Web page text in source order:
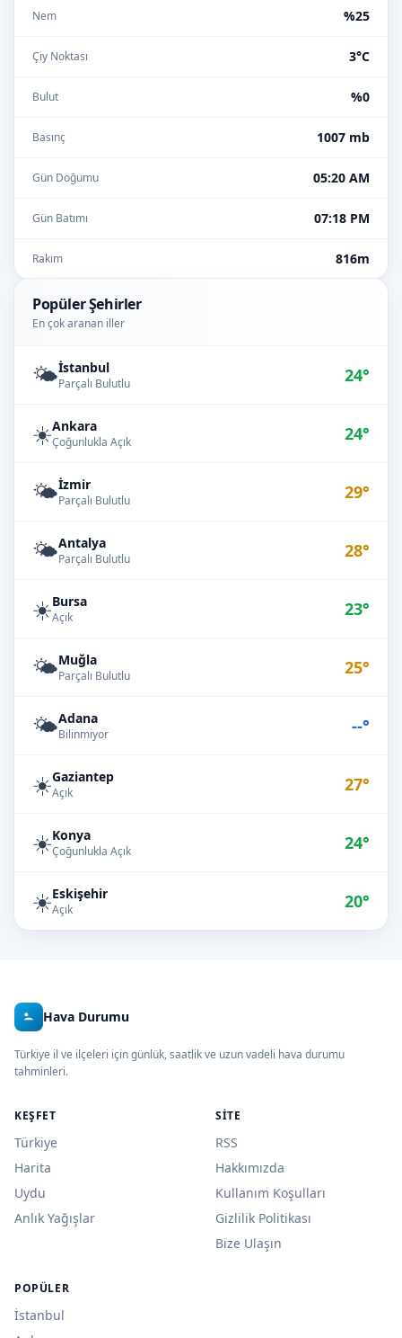
Nem %25
Çiy Noktası 3°C
Bulut %0
Basınç 1007 mb
Gün Doğumu 05:20 AM
Gün Batımı 07:18 PM
Rakım 816m
Popüler Şehirler
En çok aranan iller
🌤️İstanbul
Parçalı Bulutlu 24°
☀️Ankara
Çoğunlukla Açık 24°
🌤️İzmir
Parçalı Bulutlu 29°
🌤️Antalya
Parçalı Bulutlu 28°
☀️Bursa
Açık 23°
🌤️Muğla
Parçalı Bulutlu 25°
🌤️Adana
Bilinmiyor --°
☀️Gaziantep
Açık 27°
☀️Konya
Çoğunlukla Açık 24°
☀️Eskişehir
Açık 20°
Hava Durumu
Türkiye il ve ilçeleri için günlük, saatlik ve uzun vadeli hava durumu
tahminleri.
KEŞFET
Türkiye
Harita
Uydu
Anlık Yağışlar
SITE
RSS
Hakkımızda
Kullanım Koşulları
Gizlilik Politikası
Bize Ulaşın
POPÜLER
İstanbul